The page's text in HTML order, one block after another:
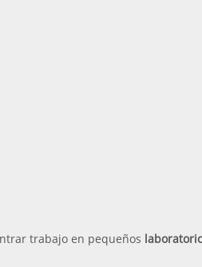
trabajo en pequeños